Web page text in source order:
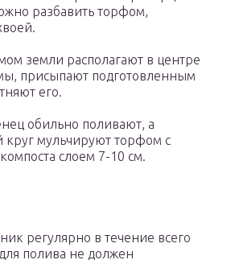
разбавить торфом,
земли располагают в центре
присыпают подготовленным
его.
обильно поливают, а
круг мульчируют торфом с
слоем 7-10 см.
регулярно в течение всего
полива не должен